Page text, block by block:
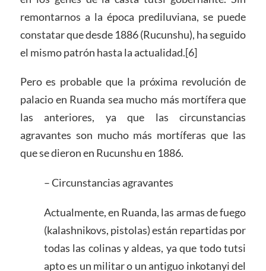
remontarnos a la época prediluviana, se puede
constatar que desde 1886 (Rucunshu), ha seguido
el mismo patrón hasta la actualidad.[6]
Pero es probable que la próxima revolución de
palacio en Ruanda sea mucho más mortífera que
las anteriores, ya que las circunstancias
agravantes son mucho más mortíferas que las
que se dieron en Rucunshu en 1886.
– Circunstancias agravantes
Actualmente, en Ruanda, las armas de fuego
(kalashnikovs, pistolas) están repartidas por
todas las colinas y aldeas, ya que todo tutsi
apto es un militar o un antiguo inkotanyi del